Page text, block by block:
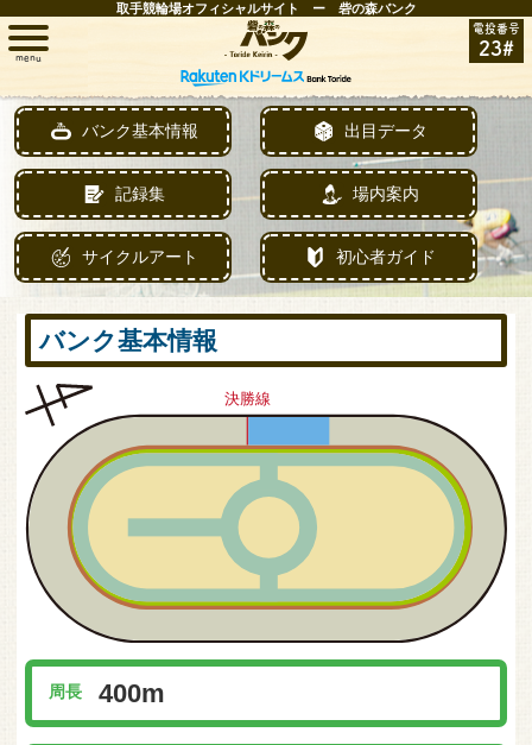
取手競輪場オフィシャルサイト ー 砦の森バンク
menu
電投番号
23#
トップ
レース情報
お知らせ
開催日程
インフォメーション
競輪場ガイド
アクセス
バンク基本情報 出目データ
記録集 場内案内
サイクルアート 初心者ガイド
バンク基本情報
周長 400m